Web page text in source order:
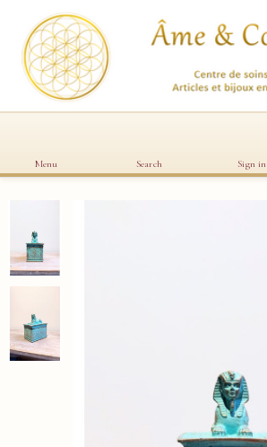
Menu Search Sign in